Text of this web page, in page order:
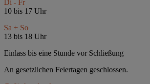
Di - Fr
10 bis 17 Uhr
Sa + So
13 bis 18 Uhr
Einlass bis eine Stunde vor Schließung
An gesetzlichen Feiertagen geschlossen.